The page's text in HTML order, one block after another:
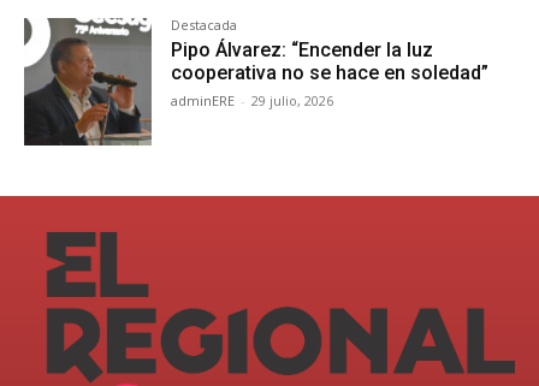
Destacada
Pipo Álvarez: “Encender la luz
cooperativa no se hace en soledad”
adminERE - 29 julio, 2026